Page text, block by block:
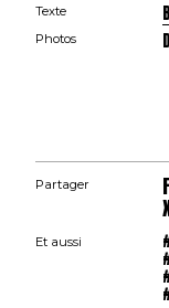
Texte
Photos
Partager
Et aussi